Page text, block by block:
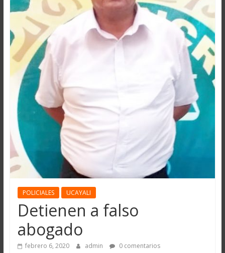
POLICIALES UCAYALI
Detienen a falso
abogado
febrero 6, 2020 admin 0 comentarios